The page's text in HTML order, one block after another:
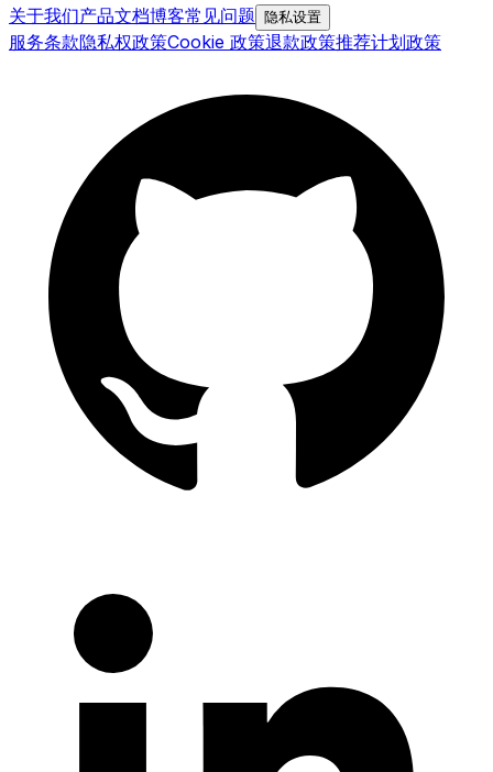
关于我们产品文档博客常见问题 隐私设置
服务条款隐私权政策Cookie 政策退款政策推荐计划政策